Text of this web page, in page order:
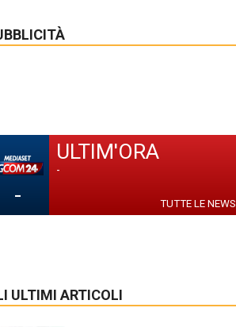
-
ULTIM'ORA
-
TUTTE LE NEWS
ULTIMI ARTICOLI